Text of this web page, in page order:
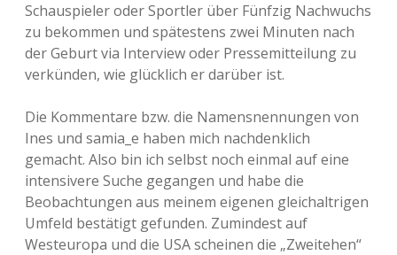
Schauspieler oder Sportler über Fünfzig Nachwuchs
zu bekommen und spätestens zwei Minuten nach
der Geburt via Interview oder Pressemitteilung zu
verkünden, wie glücklich er darüber ist.
Die Kommentare bzw. die Namensnennungen von
Ines und samia_e haben mich nachdenklich
gemacht. Also bin ich selbst noch einmal auf eine
intensivere Suche gegangen und habe die
Beobachtungen aus meinem eigenen gleichaltrigen
Umfeld bestätigt gefunden. Zumindest auf
Westeuropa und die USA scheinen die „Zweitehen“